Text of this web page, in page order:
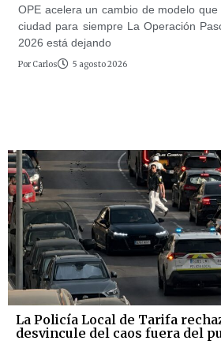
OPE acelera un cambio de modelo
ciudad para siempre La Operación
2026 está dejando
Por Carlos 5 agosto 2026
La Policía Local de Tarifa
desvincule del caos fuera del